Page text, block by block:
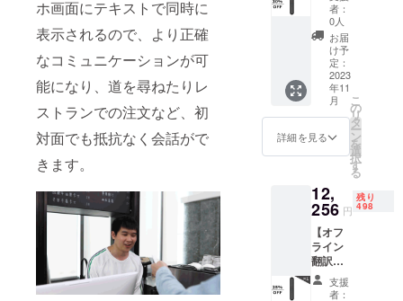
ホ画面にテキストで同時に
表示されるので、より正確
なコミュニケーションが可
能になり、道を尋ねたりレ
ストランでの注文など、初
対面でも抵抗なく会話がで
きます。
続けること
が弊社の目
標となって
おります。
製品及び配
送に関する
お問い合わ
support@gat
her-tech.jp
ケーブ
30cm×
1 スト
ラップ
25cm×
1 日本
語取扱
説明書
×1 ※2色
ます。
し】AI
音声翻
訳機
「Senof
u」×2
定価：
14,016
円（税
込） ※
送料無
料（日
内容
物： AI
音声翻
訳機
「Senof
u」×2
充電
ケーブ
者：
0人
お届
け予
定：
2023
年11
月
詳細を見る
こ
の
リ
タ
ー
ン
を
選
択
す
る
12,
256 円
残り
498
【オフ
ライン
翻訳機
能付
き】AI
支援
者：